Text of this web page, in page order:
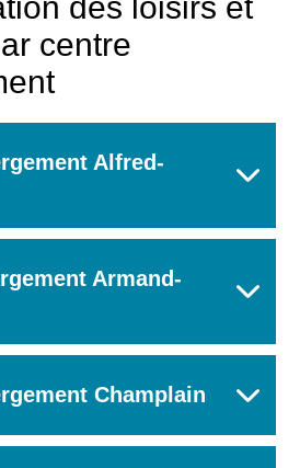
centre
Alfred-
Armand-
Champlain